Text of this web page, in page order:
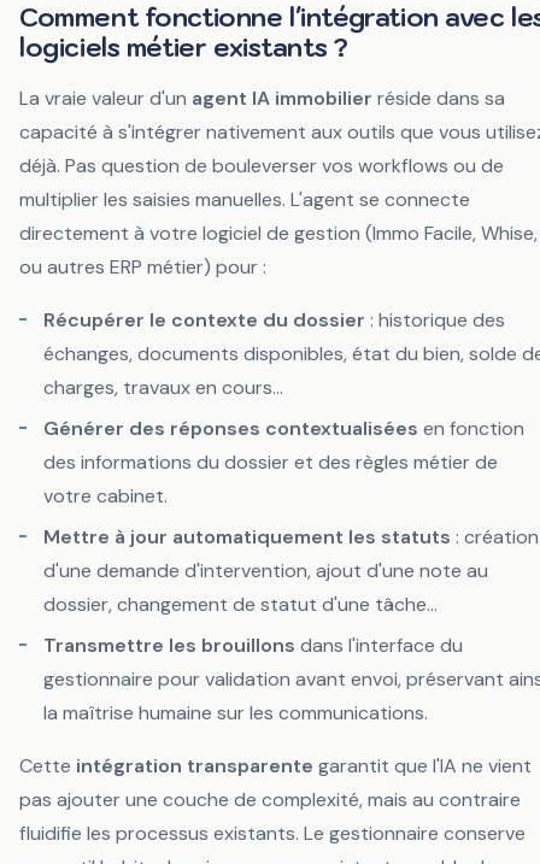
Comment fonctionne l'intégration avec
logiciels métier existants ?
La vraie valeur d'un agent IA immobilier réside dans sa
capacité à s'intégrer nativement aux outils que vous
déjà. Pas question de bouleverser vos workflows ou de
multiplier les saisies manuelles. L'agent se connecte
directement à votre logiciel de gestion (Immo Facile, Whise,
ou autres ERP métier) pour :
Récupérer le contexte du dossier : historique des
échanges, documents disponibles, état du bien, solde
charges, travaux en cours...
Générer des réponses contextualisées en fonction
des informations du dossier et des règles métier de
votre cabinet.
Mettre à jour automatiquement les statuts : création
d'une demande d'intervention, ajout d'une note au
dossier, changement de statut d'une tâche...
Transmettre les brouillons dans l'interface du
gestionnaire pour validation avant envoi, préservant
la maîtrise humaine sur les communications.
Cette intégration transparente garantit que l'IA ne vient
pas ajouter une couche de complexité, mais au contraire
fluidifie les processus existants. Le gestionnaire conserve